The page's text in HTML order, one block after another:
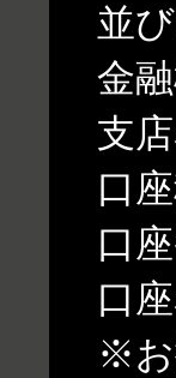
並
金
支
口
口
口
※お